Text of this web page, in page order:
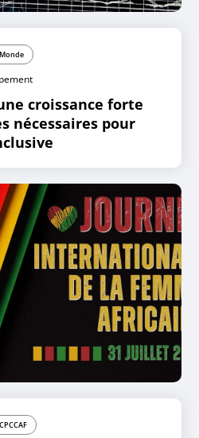
croissance forte
nécessaires pour